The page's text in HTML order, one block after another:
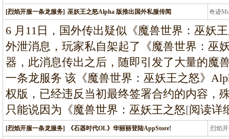
[烈焰开服一条龙服务] 巫妖王之怒Alpha 版推出国外私服传闻 奇迹
条
6 月11日，国外传出疑似《魔兽世界：巫妖
外泄消息，玩家私自架起了《魔兽世界：巫
器，此消息传出之后，随即引发了大量的魔
一条龙服务 该《魔兽世界：巫妖王之怒》
权版，已经违反当初最终签署合约的内容，
只能说因为《魔兽世界：巫妖王之怒[阅读详
[烈焰开服一条龙服务] 《石器时代OL》华丽丽登陆AppStore! 烈焰